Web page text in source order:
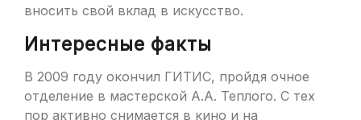
вносить свой вклад в искусство.
Интересные факты
В 2009 году окончил ГИТИС, пройдя очное
отделение в мастерской А.А. Теплого. С тех
пор активно снимается в кино и на